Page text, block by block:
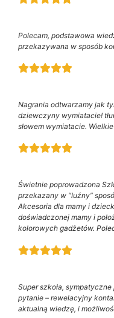
Polecam, podstawowa
przekazywana w sposób
Nagrania odtwarzamy jak
dziewczyny wymiatacie!
słowem wymiatacie.
Świetnie poprowadzona
przekazany w “luźny”
Akcesoria dla mamy i
doświadczonej mamy i
kolorowych gadżetów.
Super szkoła,
pytanie – rewelacyjny
aktualną wiedzę, i